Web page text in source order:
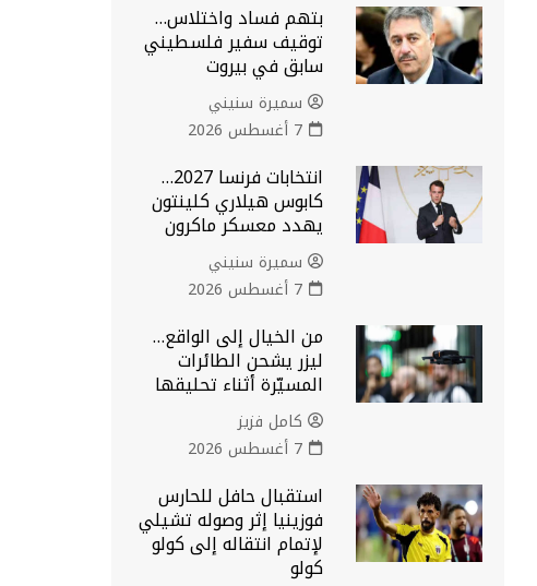
بتهم فساد واختلاس…
توقيف سفير فلسطيني
سابق في بيروت
سميرة سنيني
7 أغسطس 2026
انتخابات فرنسا 2027…
كابوس هيلاري كلينتون
يهدد معسكر ماكرون
سميرة سنيني
7 أغسطس 2026
من الخيال إلى الواقع…
ليزر يشحن الطائرات
المسيّرة أثناء تحليقها
كامل فزيز
7 أغسطس 2026
استقبال حافل للحارس
فوزينيا إثر وصوله تشيلي
لإتمام انتقاله إلى كولو
كولو